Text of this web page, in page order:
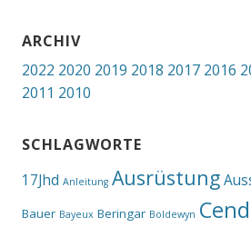
ARCHIV
2022 2020 2019 2018 2017 2016
2011 2010
SCHLAGWORTE
17Jhd Anleitung Ausrüstung
Bauer Bayeux Beringar Boldewyn